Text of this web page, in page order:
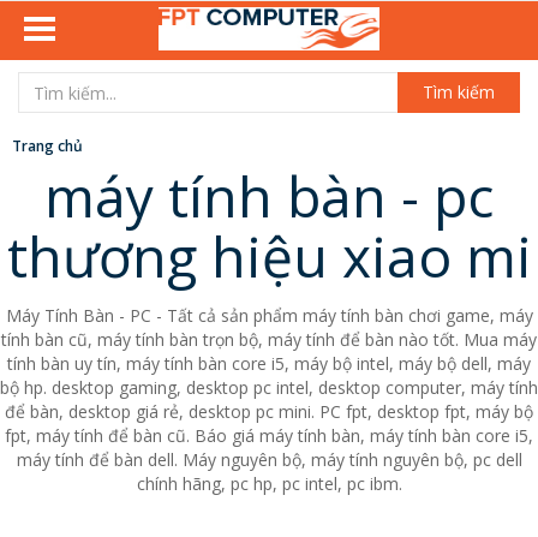
Tìm kiếm
Trang chủ
máy tính bàn - pc
thương hiệu xiao mi
Máy Tính Bàn - PC - Tất cả sản phẩm máy tính bàn chơi game, máy
tính bàn cũ, máy tính bàn trọn bộ, máy tính để bàn nào tốt. Mua máy
tính bàn uy tín, máy tính bàn core i5, máy bộ intel, máy bộ dell, máy
bộ hp. desktop gaming, desktop pc intel, desktop computer, máy tính
để bàn, desktop giá rẻ, desktop pc mini. PC fpt, desktop fpt, máy bộ
fpt, máy tính để bàn cũ. Báo giá máy tính bàn, máy tính bàn core i5,
máy tính để bàn dell. Máy nguyên bộ, máy tính nguyên bộ, pc dell
chính hãng, pc hp, pc intel, pc ibm.